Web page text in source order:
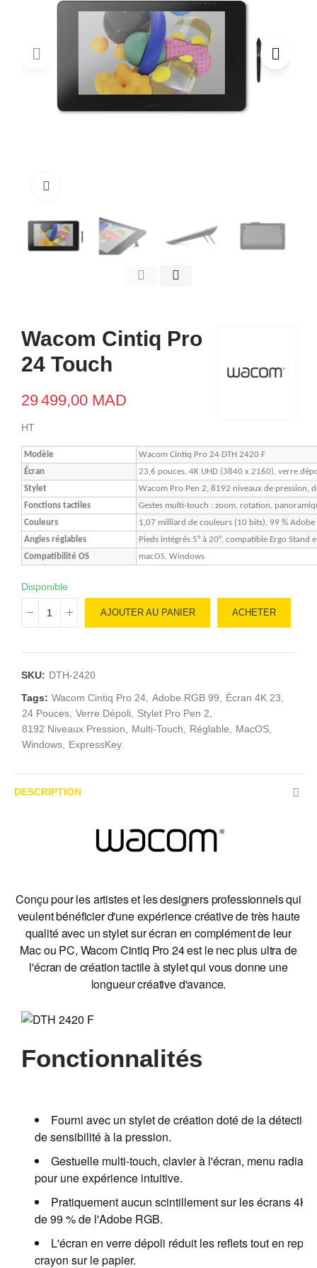
Wacom Cintiq Pro
24 Touch
29 499,00 MAD
HT
Modèle
Wacom Cintiq Pro 24 DTH 2420 F
Écran
23,6 pouces, 4K UHD (3840 x 2160), verre
Stylet
Wacom Pro Pen 2, 8192 niveaux de pression,
Fonctions tactiles
Gestes multi-touch : zoom, rotation,
Couleurs
1,07 milliard de couleurs (10 bits), 99 % Adobe
Angles réglables
Pieds intégrés 5° à 20°, compatible Ergo Stand
Compatibilité OS
macOS, Windows
Disponible
AJOUTER AU PANIER ACHETER
SKU: DTH-2420
Tags: Wacom Cintiq Pro 24 Adobe RGB 99
Écran 4K 23
24 Pouces Verre Dépoli
Stylet Pro Pen 2
8192 Niveaux Pression
Multi-Touch Réglable
MacOS
Windows
ExpressKey.
DESCRIPTION
Conçu pour les artistes et les designers professionnels qui
veulent bénéficier d'une expérience créative de très haute
qualité avec un stylet sur écran en complément de leur
Mac ou PC, Wacom Cintiq Pro 24 est le nec plus ultra de
l'écran de création tactile à stylet qui vous donne une
longueur créative d'avance.
Fonctionnalités
Fourni avec un stylet de création doté de la
de sensibilité à la pression.
Gestuelle multi-touch, clavier à l'écran, menu radial
pour une expérience intuitive.
Pratiquement aucun scintillement sur les écrans 4K
de 99 % de l'Adobe RGB.
L'écran en verre dépoli réduit les reflets tout en
crayon sur le papier.